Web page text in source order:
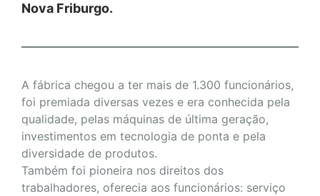
Nova Friburgo.
A fábrica chegou a ter mais de 1.300 funcionários,
foi premiada diversas vezes e era conhecida pela
qualidade, pelas máquinas de última geração,
investimentos em tecnologia de ponta e pela
diversidade de produtos.
Também foi pioneira nos direitos dos
trabalhadores, oferecia aos funcionários: serviço